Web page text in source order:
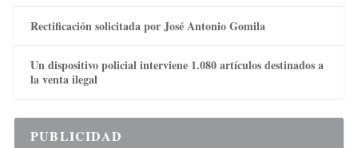
Rectificación solicitada por José Antonio Gomila
Un dispositivo policial interviene 1.080 artículos destinados a
la venta ilegal
PUBLICIDAD